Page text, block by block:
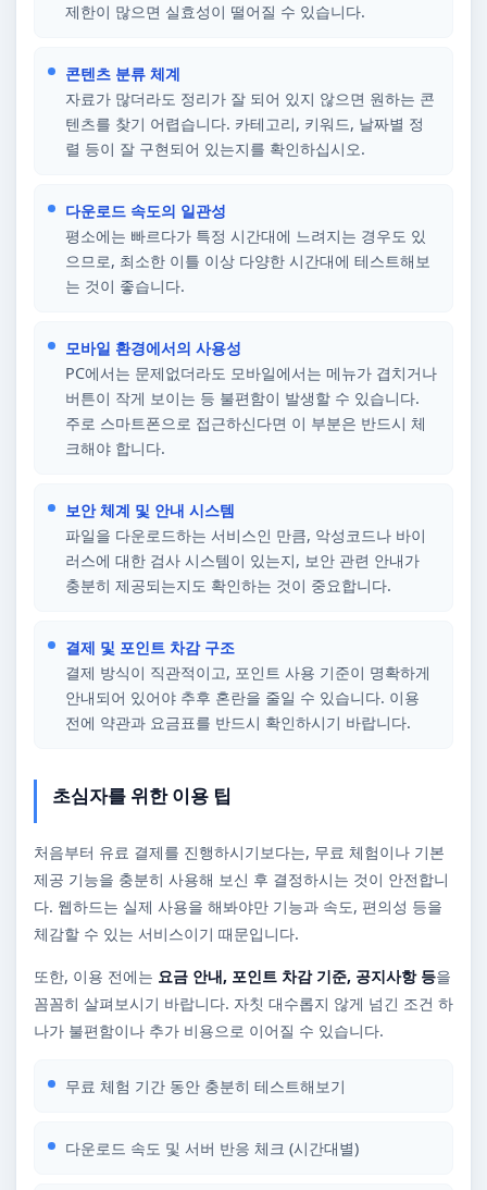
제한이 많으면 실효성이 떨어질 수 있습니다.
콘텐츠 분류 체계
자료가 많더라도 정리가 잘 되어 있지 않으면 원하는 콘
텐츠를 찾기 어렵습니다. 카테고리, 키워드, 날짜별 정
렬 등이 잘 구현되어 있는지를 확인하십시오.
다운로드 속도의 일관성
평소에는 빠르다가 특정 시간대에 느려지는 경우도 있
으므로, 최소한 이틀 이상 다양한 시간대에 테스트해보
는 것이 좋습니다.
모바일 환경에서의 사용성
PC에서는 문제없더라도 모바일에서는 메뉴가 겹치거나
버튼이 작게 보이는 등 불편함이 발생할 수 있습니다.
주로 스마트폰으로 접근하신다면 이 부분은 반드시 체
크해야 합니다.
보안 체계 및 안내 시스템
파일을 다운로드하는 서비스인 만큼, 악성코드나 바이
러스에 대한 검사 시스템이 있는지, 보안 관련 안내가
충분히 제공되는지도 확인하는 것이 중요합니다.
결제 및 포인트 차감 구조
결제 방식이 직관적이고, 포인트 사용 기준이 명확하게
안내되어 있어야 추후 혼란을 줄일 수 있습니다. 이용
전에 약관과 요금표를 반드시 확인하시기 바랍니다.
초심자를 위한 이용 팁
처음부터 유료 결제를 진행하시기보다는, 무료 체험이나 기본
제공 기능을 충분히 사용해 보신 후 결정하시는 것이 안전합니
다. 웹하드는 실제 사용을 해봐야만 기능과 속도, 편의성 등을
체감할 수 있는 서비스이기 때문입니다.
또한, 이용 전에는 요금 안내, 포인트 차감 기준, 공지사항 등을
꼼꼼히 살펴보시기 바랍니다. 자칫 대수롭지 않게 넘긴 조건 하
나가 불편함이나 추가 비용으로 이어질 수 있습니다.
무료 체험 기간 동안 충분히 테스트해보기
다운로드 속도 및 서버 반응 체크 (시간대별)